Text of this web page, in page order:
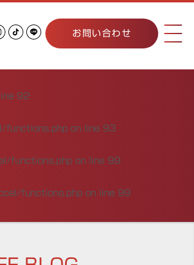
お問い合わせ
92
functions.php on line 93
functions.php on line 99
functions.php on line 99